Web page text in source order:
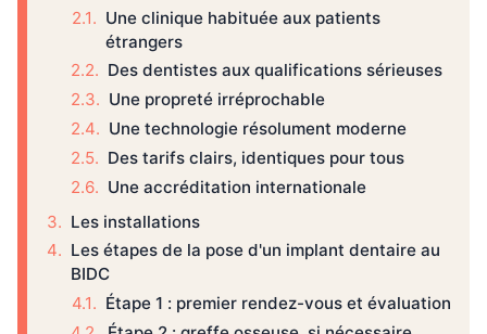
Une clinique habituée aux patients
étrangers
Des dentistes aux qualifications sérieuses
Une propreté irréprochable
Une technologie résolument moderne
Des tarifs clairs, identiques pour tous
Une accréditation internationale
Les installations
Les étapes de la pose d'un implant dentaire au
BIDC
Étape 1 : premier rendez-vous et évaluation